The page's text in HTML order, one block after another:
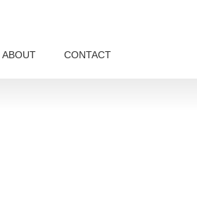
ABOUT CONTACT